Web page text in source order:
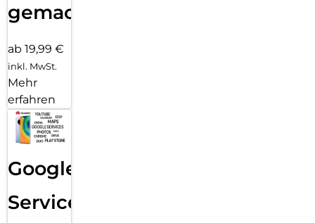
gemacht!
ab 19,99 €
inkl. MwSt.
Mehr
erfahren
Google
Services